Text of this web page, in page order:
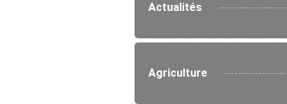
Actualités
Agriculture